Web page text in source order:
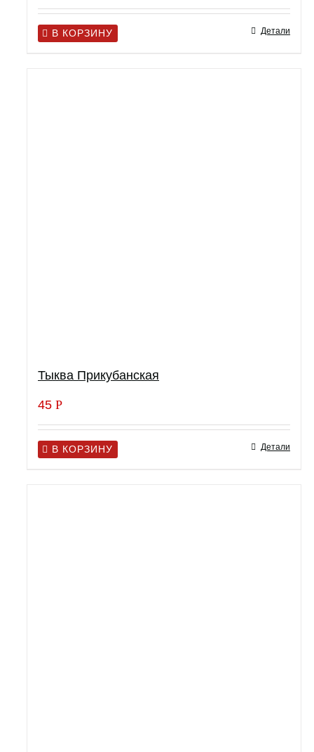
В КОРЗИНУ Детали
Тыква Прикубанская
45 Р
В КОРЗИНУ Детали